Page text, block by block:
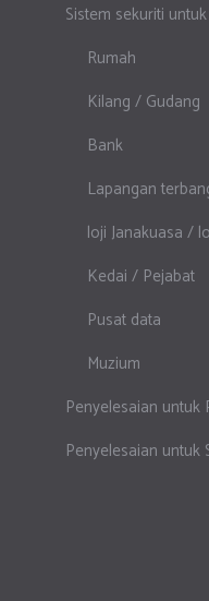
Sistem sekuriti untuk
Rumah
Kilang / Gudang
Bank
Lapangan
loji Janakuasa /
Kedai / Pejabat
Pusat data
Muzium
Penyelesaian untuk
Penyelesaian untuk